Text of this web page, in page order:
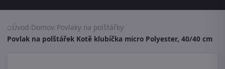
Úvod Domov Povlaky na polštářky
Povlak na polštářek Kotě klubíčka micro Polyester, 40/40 cm